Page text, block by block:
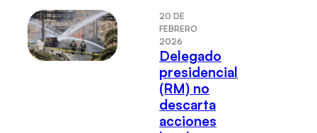
20 DE
FEBRERO
2026
Delegado
presidencial
(RM) no
descarta
acciones